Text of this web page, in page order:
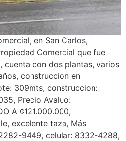
en San Carlos,
Comercial que fue
cuenta con dos plantas, varios
construccion en
309mts, construccion:
Precio Avaluo:
A ¢121.000.000,
excelente taza, Más
9449, celular: 8332-4288,